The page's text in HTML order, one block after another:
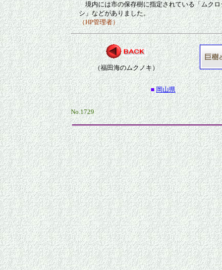
境内には市の保存樹に指定されている「ムクロ
シ」などがありました。
（HP管理者）
（福田海のムクノキ）
■ 岡山県
No.1729